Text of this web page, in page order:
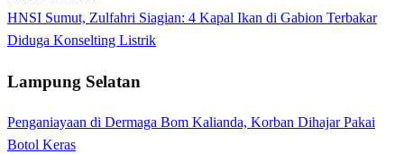
HNSI Sumut, Zulfahri Siagian: 4 Kapal Ikan di Gabion Terbakar
Diduga Konselting Listrik
Lampung Selatan
Penganiayaan di Dermaga Bom Kalianda, Korban Dihajar Pakai
Botol Keras